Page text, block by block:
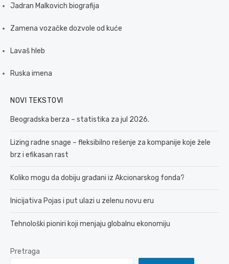
Jadran Malkovich biografija
Zamena vozačke dozvole od kuće
Lavaš hleb
Ruska imena
NOVI TEKSTOVI
Beogradska berza – statistika za jul 2026.
Lizing radne snage – fleksibilno rešenje za kompanije koje žele
brz i efikasan rast
Koliko mogu da dobiju građani iz Akcionarskog fonda?
Inicijativa Pojas i put ulazi u zelenu novu eru
Tehnološki pioniri koji menjaju globalnu ekonomiju
Pretraga